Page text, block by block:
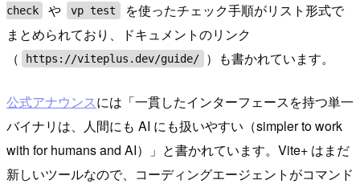
check
や vp test
を使ったチェック手順がリスト形式で
まとめられており、ドキュメントのリンク
（
https://viteplus.dev/guide/ ）も書かれています。
公式アナウンスには「一貫したインターフェースを持つ単一
バイナリは、人間にも AI にも扱いやすい（simpler to work
with for humans and AI）」と書かれています。Vite+ はまだ
新しいツールなので、コーディングエージェントがコマンド